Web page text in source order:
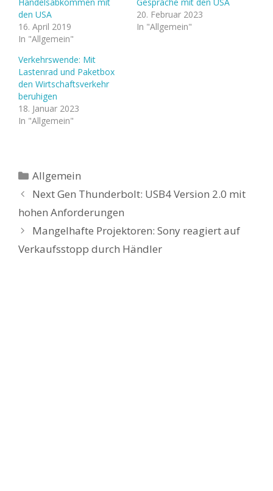
den USA
16. April 2019
In "Allgemein"
20. Februar 2023
In "Allgemein"
Verkehrswende: Mit
Lastenrad und Paketbox
den Wirtschaftsverkehr
beruhigen
18. Januar 2023
In "Allgemein"
Kategorien
Allgemein
Next Gen Thunderbolt: USB4 Version 2.0 mit
hohen Anforderungen
Mangelhafte Projektoren: Sony reagiert auf
Verkaufsstopp durch Händler